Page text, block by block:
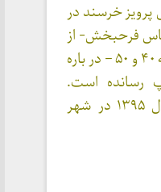
خرسند در
از عباس فرحبخش- از
روشنفکران خراسانی دهه ۴۰ و ۵۰ – در باره
رسانده است.
عباس فرحبخش در سال ۱۳۹۵ در شهر